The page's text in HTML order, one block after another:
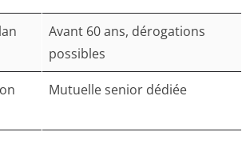
Avant 60 ans, dérogations
possibles
Mutuelle senior dédiée